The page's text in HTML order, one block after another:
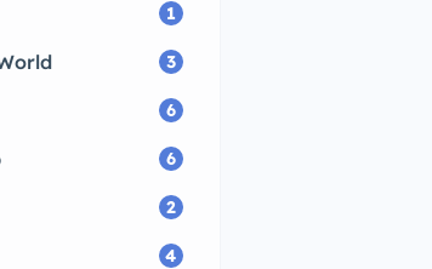
1
3
6
6
2
4